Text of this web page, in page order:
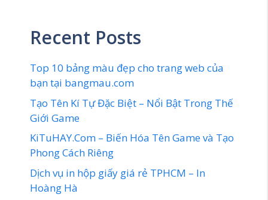
Recent Posts
Top 10 bảng màu đẹp cho trang web của
bạn tại bangmau.com
Tạo Tên Kí Tự Đặc Biệt – Nổi Bật Trong Thế
Giới Game
KiTuHAY.Com – Biến Hóa Tên Game và Tạo
Phong Cách Riêng
Dịch vụ in hộp giấy giá rẻ TPHCM – In
Hoàng Hà